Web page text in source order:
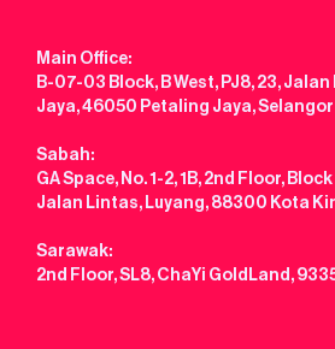
Main Office:
B-07-03 Block, B West, PJ8, 23,
Jaya, 46050 Petaling Jaya, Selangor
Sabah:
GA Space, No. 1-2, 1B, 2nd Floor,
Jalan Lintas, Luyang, 88300 Kota
Sarawak:
2nd Floor, SL8, ChaYi GoldLand,